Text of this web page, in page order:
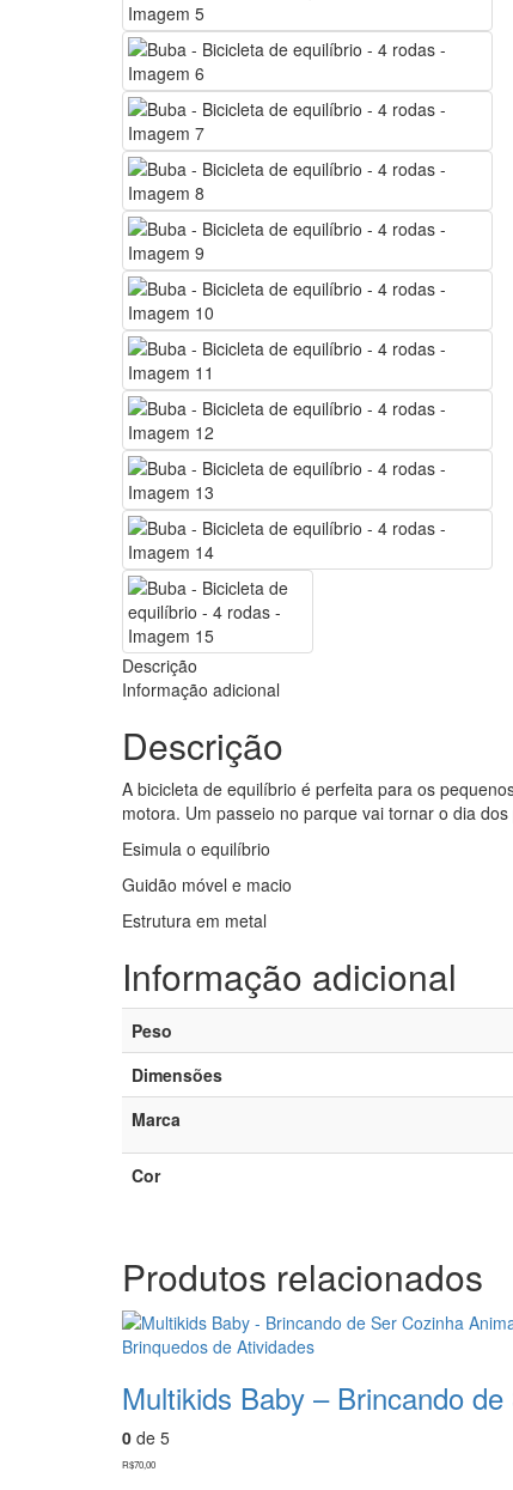
Descrição
Informação adicional
Descrição
A bicicleta de equilíbrio é perfeita para os
motora. Um passeio no parque vai tornar o dia
Esimula o equilíbrio
Guidão móvel e macio
Estrutura em metal
Informação adicional
Peso
Dimensões
Marca
Cor
Produtos relacionados
Brinquedos de Atividades
Multikids Baby – Brincando
0 de 5
R$70,00